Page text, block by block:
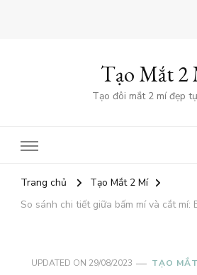
Tạo Mắt 2
Tạo đôi mắt 2 mí đẹp
Trang chủ
Tạo Mắt 2 Mí
So sánh chi tiết giữa bấm mí và cắt mí:
UPDATED ON 29/08/2023 TẠO